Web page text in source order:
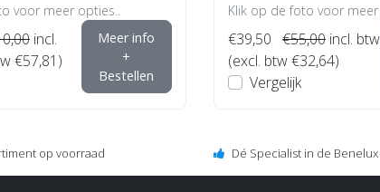
voor meer opties..
incl.
€57,81)
Meer info
+
Bestellen
Klik op de foto voor meer
€39,50 €55,00 incl. btw
(excl. btw €32,64)
Vergelijk
op voorraad Dé Specialist in de Benelux